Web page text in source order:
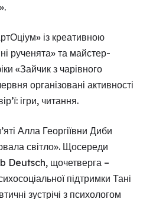
із креативною
рученята» та майстер-
«Зайчик з чарівного
організовані активності
ігри, читання.
Алла Георгіївни Диби
світло». Щосереди
Deutsch, щочетверга –
підтримки Тані
зустрічі з психологом